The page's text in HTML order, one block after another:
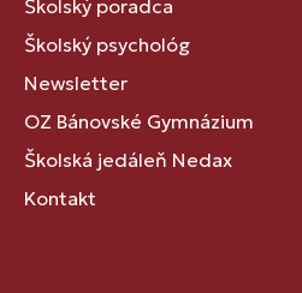
Školský poradca
Školský psychológ
Newsletter
OZ Bánovské Gymnázium
Školská jedáleň Nedax
Kontakt